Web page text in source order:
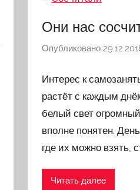
Они нас
Опубликовано
Интерес к
растёт с каждым
белый свет
вполне понятен.
где их можно взять,
Читать далее